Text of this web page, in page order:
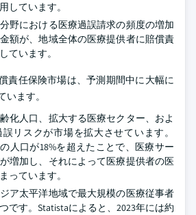
しています。
野における医療過誤請求の頻度の増加
額が、地域全体の医療提供者に賠償責
ています。
責任保険市場は、予測期間中に大幅に
ます。
化人口、拡大する医療セクター、およ
リスクが市場を拡大させています。
人口が18%を超えたことで、医療サー
増加し、それによって医療提供者の医
っています。
ア太平洋地域で最大規模の医療従事者
です。Statistaによると、2023年には約